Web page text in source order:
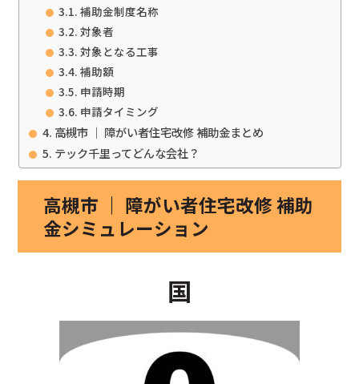
補助金制度名称
対象者
対象となる工事
補助額
申請時期
申請タイミング
高槻市 ｜ 障がい者住宅改修 補助金まとめ
テック千里ってどんな会社？
高槻市 ｜ 障がい者住宅改修 補助
金シミュレーション
国